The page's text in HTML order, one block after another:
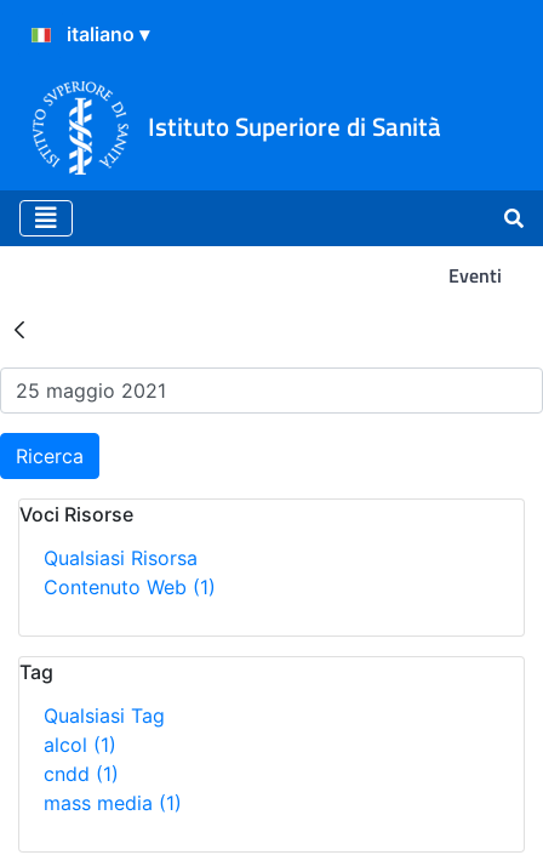
Istituto Superiore di Sanità
Eventi
Risultati della Ricerca -
Ricerca
Voci Risorse
Qualsiasi Risorsa
Contenuto Web (1)
Tag
Qualsiasi Tag
alcol (1)
cndd (1)
mass media (1)